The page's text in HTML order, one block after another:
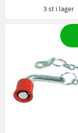
3 st i lager